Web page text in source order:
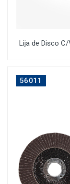
Lija de Disco
56011